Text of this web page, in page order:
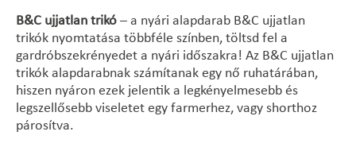
B&C ujjatlan trikó – a nyári alapdarab B&C ujjatlan
trikók nyomtatása többféle színben, töltsd fel a
gardróbszekrényedet a nyári időszakra! Az B&C ujjatlan
trikók alapdarabnak számítanak egy nő ruhatárában,
hiszen nyáron ezek jelentik a legkényelmesebb és
legszellősebb viseletet egy farmerhez, vagy shorthoz
párosítva.